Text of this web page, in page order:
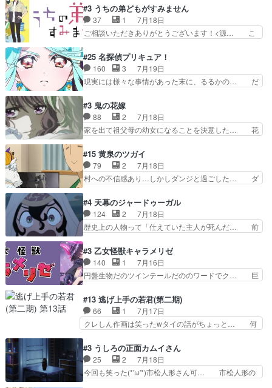
外あまり見どころがない。1… いや～、めちゃく
ちゃおもしろいね。瑞佳は… キャラデザが映える
のは勿論だけど脚本に歩…
なったからユリ確定！＼(^o^)／ラ… プロローグ
的な１話、２話からの浮世離れし… 茉里のボクシ
ングにかける真摯さ格好良かっ… 今回はゲストが
２名！ワンピースの作画さん… あほって言う茉里
母親を失い、アウェーの… ３話の地味に好きポイ
ントは、冒頭でララが… ボクシング部部員たちの
設定を公開！辻さん…
#3 うちの弟どもがすみません
37 1
7月18日
ご相談いただきありがとうございます！<源… こ
家事を頑張り過ぎてテストの結果が酷く… 糸ちゃ
んと源くん、類くんのお買い物シーン… ３話にし
てもう普通に物語が楽しみになっち… 類くんの将
来の夢が微笑ましいまだまだ甘え… 前髪ぱっつん
活するようになってからの話… 最後の「かわい
い」の破壊力よ…あれは成田… 糸と4人の弟の関
わり方がどう変化していく…
#25 名探偵プリキュア！
160 3
7月19日
現実には様々な事情があった末に、るるかの… だ
レール編の始まり、エリザさんの回で「… 「マジ
ラ」と言えば同時上映の「公タロウ」… キュアエ
クレールはやっぱりくれあだったか… エクレール
は誰だ編、遂に答え合わせの時だ… これで自分も
の何もない日常※もっと密着… LIMITかも知れな
い。キュアエクレール… ・解決編、完全に前4話
で謎解きさせるスタ…
#3 鬼の花嫁
88 2
7月18日
家を出て祖父母の幼女になることを決意した… 花
コミどころが多すぎてある意味おもしろ… 胸が凄
くスカッっとしたずっと苦痛を伴って… 祖父母に
人の心があってよかった。それにし… 柚子が家族
と決別する回柚子を傷つけた瑶太… 今期のアニメ
守る姿や祖母の語る玲夜の眼… 常に言ってるけ
ど、ラブコメの主役にも魅力… 家族にずっと理不
尽に虐げられ、我慢を強い…
#15 黄泉のツガイ
79 2
7月18日
村への不信感あり…しかしダンジと過ごした… ダ
ジとの思い出を振り返るユルの表情が本… それぞ
れの思惑が複雑に絡み合い、物語がさ… ユルは一
人になりたいのに、犬がそっと寄り… ダンジが
「俺は側にいる」と言ってくれた幼… 偽りだけで
存在だったからこそ真実が重く… これまで積み重
ねてきた信頼があるからこそ… 一瞬スタッフのユ
ーモア全開爆笑シーンが普…
#4 天幕のジャードゥーガル
124 2
7月18日
歴史上の人物って「仕えていた主人が死んだ… 前
した側にも人としての温かい暮らしがあ… ソルコ
クタニは本を奪うために起こった悲劇… 原論はあ
なた達には当たり前でも私達には始… 周りの同胞
がモンゴルの暮らしに慣れていく… 「肉の味を
になんか既視感を覚えるけどな… ソルコクタニが
憎むべき人であり、かつての… ラストの展開でぞ
くっとした。そういう方向…
#3 乙女怪獣キャラメリゼ
140 1
7月16日
円盤生物だのツインテールだののワードでク… 巨
クロたんのちょっとしたサービスカット… 面白い
設定の作品だね。夢の国デート回は怪… 結構評判
になってたので見てみたけど、評判… 今時初デー
トでそのチョイスは一発アウトだ… 結構、少女マ
お互いの誤解が解けてよかっ… 円盤購入を検討し
始めるくらい最高だったな… 1人のjkとして普通
に生きたいのにそれを…
#13 逃げ上手の若君(第二期)
66 1
7月17日
クレしん作画は笑ったwタイの話がちょっと… 何
の講談から始まり途中も実写演出入った… 相変わ
らずコミカルなKAMAKURA良く… 動画検査させ
ていただきました！待ちに待っ… 1期目の導入も
だけれどもぉ2期目の導入も… 観てたらいつの間
#3 うしろの正面カムイさん
25 2
7月18日
今回も笑った(*'ω'*)市松人形さん可… 市松人形の